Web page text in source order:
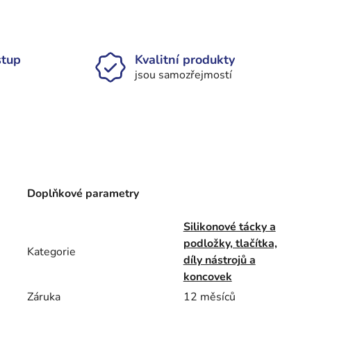
Kvalitní produkty
jsou samozřejmostí
Doplňkové parametry
Kategorie
Silikonové tácky a
podložky, tlačítka,
díly nástrojů a
koncovek
Záruka
12 měsíců